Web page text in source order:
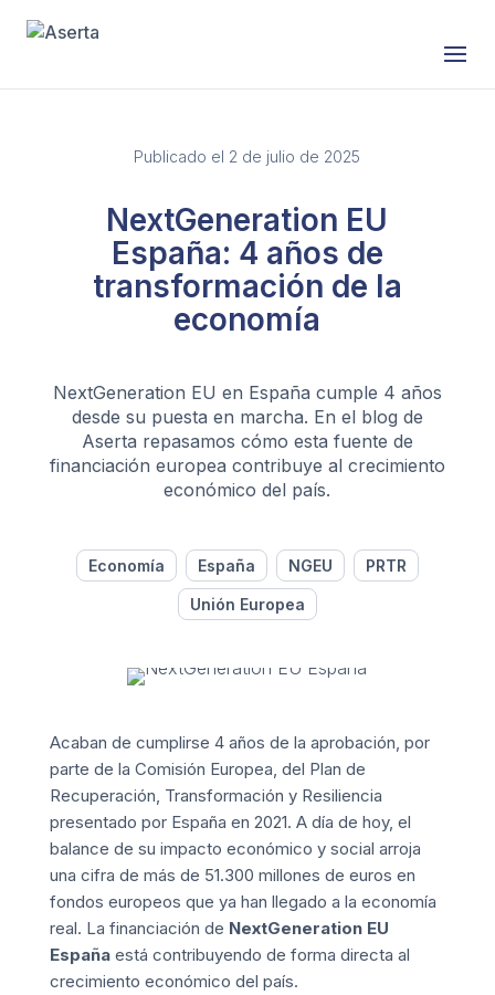
Publicado el 2 de julio de 2025
NextGeneration EU
España: 4 años de
transformación de la
economía
NextGeneration EU en España cumple 4 años
desde su puesta en marcha. En el blog de
Aserta repasamos cómo esta fuente de
financiación europea contribuye al crecimiento
económico del país.
Economía España NGEU PRTR
Unión Europea
Acaban de cumplirse 4 años de la aprobación, por
parte de la Comisión Europea, del Plan de
Recuperación, Transformación y Resiliencia
presentado por España en 2021. A día de hoy, el
balance de su impacto económico y social arroja
una cifra de más de 51.300 millones de euros en
fondos europeos que ya han llegado a la economía
real. La financiación de NextGeneration EU
Españaestá contribuyendo de forma directa al
crecimiento económico del país.